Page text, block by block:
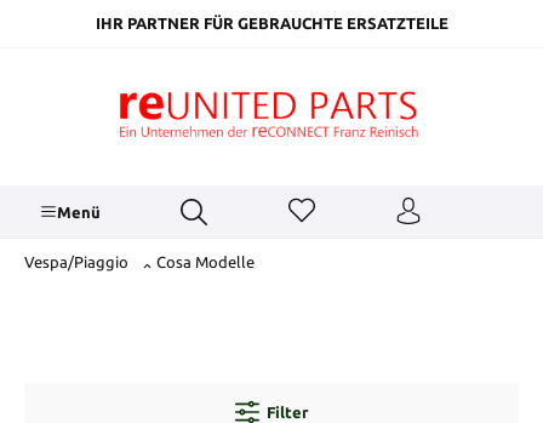
springenIHR PARTNER FÜR GEBRAUCHTE ERSATZTEILE
Menü
Vespa/Piaggio Cosa Modelle
Filter